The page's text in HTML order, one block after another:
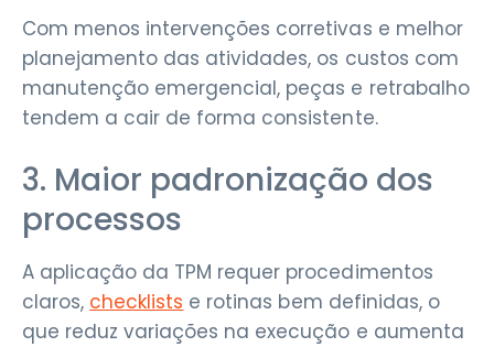
Com menos intervenções corretivas e melhor
planejamento das atividades, os custos com
manutenção emergencial, peças e retrabalho
tendem a cair de forma consistente.
3. Maior padronização dos
processos
A aplicação da TPM requer procedimentos
claros, checklists e rotinas bem definidas, o
que reduz variações na execução e aumenta